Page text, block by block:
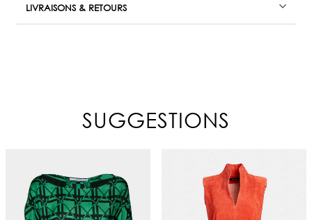
LIVRAISONS & RETOURS
SUGGESTIONS